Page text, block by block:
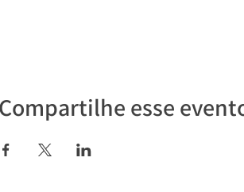
Compartilhe esse